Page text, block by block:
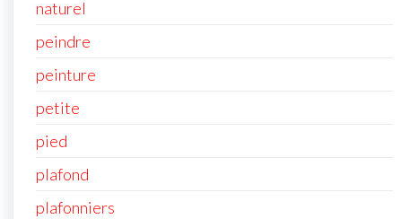
naturel
peindre
peinture
petite
pied
plafond
plafonniers